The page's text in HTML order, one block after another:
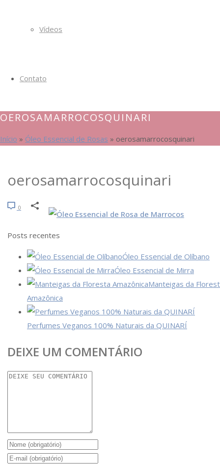
Vídeos
Contato
OEROSAMARROCOSQUINARI
Início » Óleo Essencial de Rosas » oerosamarrocosquinari
oerosamarrocosquinari
0
Posts recentes
Óleo Essencial de Olíbano
Óleo Essencial de Mirra
Manteigas da
Amazônica
Perfumes Veganos 100% Naturais da QUINARÍ
DEIXE UM COMENTÁRIO